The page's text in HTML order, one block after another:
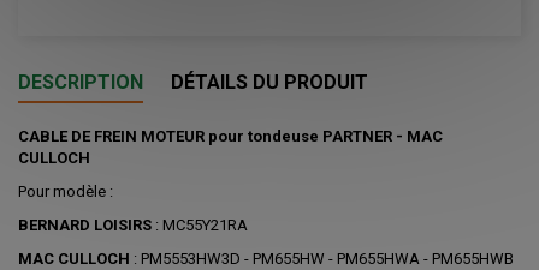
DESCRIPTION DÉTAILS DU PRODUIT
CABLE DE FREIN MOTEUR pour tondeuse PARTNER - MAC
CULLOCH
Pour modèle :
BERNARD LOISIRS : MC55Y21RA
MAC CULLOCH : PM5553HW3D - PM655HW - PM655HWA - PM655HWB